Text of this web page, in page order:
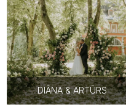
DIĀNA & ARTŪRS